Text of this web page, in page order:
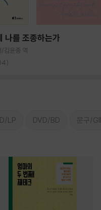
나를 조종하는가
/김윤종 역
)
LP DVD/BD 문구/